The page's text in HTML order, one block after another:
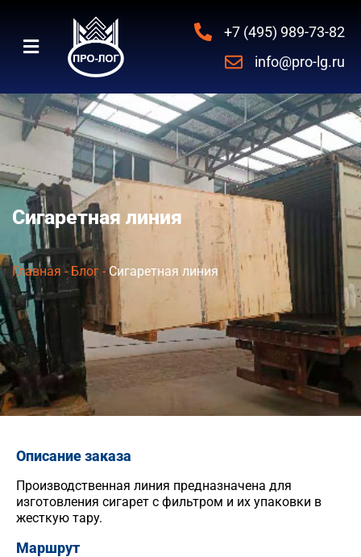
+7 (495) 989-73-82
info@pro-lg.ru
Сигаретная линия
Главная - Блог -Сигаретная линия
Описание заказа
Производственная линия предназначена для
изготовления сигарет с фильтром и их упаковки в
жесткую тару.
Маршрут